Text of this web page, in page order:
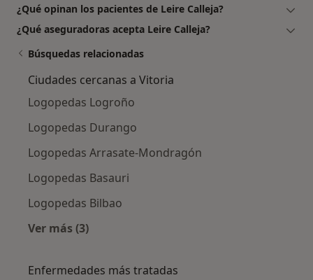
¿Qué opinan los pacientes de Leire Calleja?
¿Qué aseguradoras acepta Leire Calleja?
Búsquedas relacionadas
Ciudades cercanas a Vitoria
Logopedas Logroño
Logopedas Durango
Logopedas Arrasate-Mondragón
Logopedas Basauri
Logopedas Bilbao
Ver más (3)
Enfermedades más tratadas